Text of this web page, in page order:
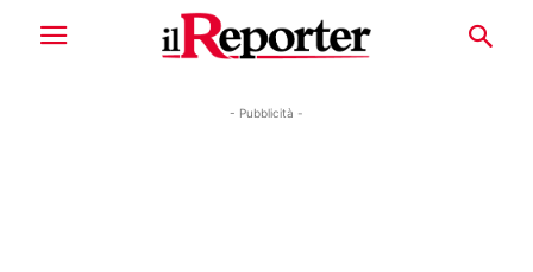
- Pubblicità -